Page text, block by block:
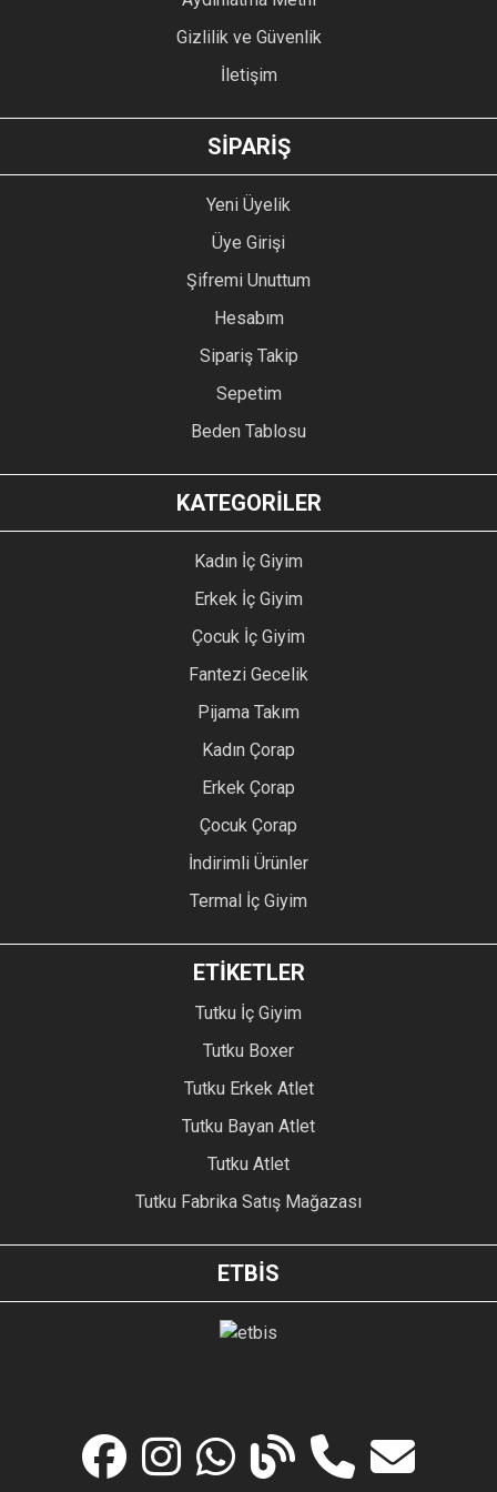
GÖNDER
Gizlilik ve Güvenlik
İletişim
SİPARİŞ
Yeni Üyelik
Üye Girişi
Şifremi Unuttum
Hesabım
Sipariş Takip
Sepetim
Beden Tablosu
KATEGORİLER
Kadın İç Giyim
Erkek İç Giyim
Çocuk İç Giyim
Fantezi Gecelik
Pijama Takım
Kadın Çorap
Erkek Çorap
Çocuk Çorap
İndirimli Ürünler
Termal İç Giyim
ETİKETLER
Tutku İç Giyim
Tutku Boxer
Tutku Erkek Atlet
Tutku Bayan Atlet
Tutku Atlet
Tutku Fabrika Satış Mağazası
ETBİS